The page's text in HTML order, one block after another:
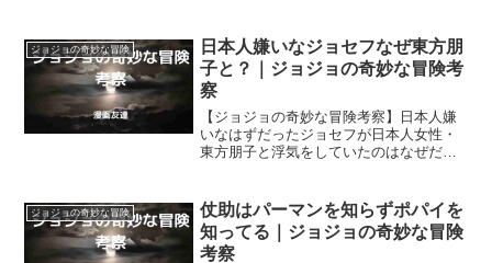
ジョジョの奇妙な冒険
日本人嫌いなジョセフなぜ東方朋
子と？｜ジョジョの奇妙な冒険考
察
【ジョジョの奇妙な冒険考察】日本人嫌
いなはずだったジョセフが日本人女性・
東方朋子と浮気をしていたのはなぜだっ
になっていたはずですが、東方朋子と浮
気していました。
ジョジョの奇妙な冒険
仗助はパーマンを知らずポパイを
知ってる｜ジョジョの奇妙な冒険
考察